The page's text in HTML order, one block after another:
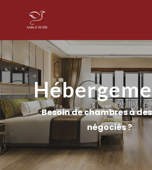
Besoin de chambres à
négociés ?